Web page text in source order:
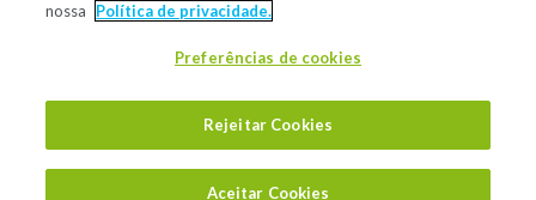
Material/conteúdo destinado exclusivamente a profissionais
de saúde habilitados a prescrever e/ou dispensar
nossa
Política de privacidade.
Preferências de cookies
Rejeitar Cookies
Aceitar Cookies